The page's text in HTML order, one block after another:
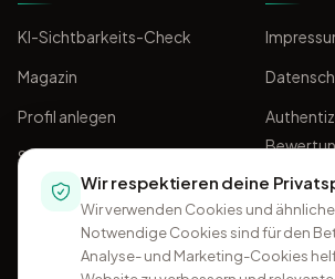
KI-Sichtbarkeits-Check
Magazin
Profil anlegen
Sponsoring
AGB
Wir respektieren deine
Wir verwenden Cookies und
Notwendige Cookies sind für den
Analyse- und Marketing-Cookies